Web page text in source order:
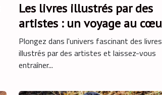
Les livres illustrés par des
artistes : un voyage au
l'art
Plongez dans l'univers fascinant des livres
illustrés par des artistes et laissez-vous
entraîner...